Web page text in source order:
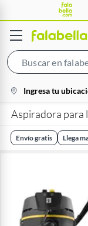
location-
icon
Ingresa tu
Aspiradora para
Envío gratis Llega